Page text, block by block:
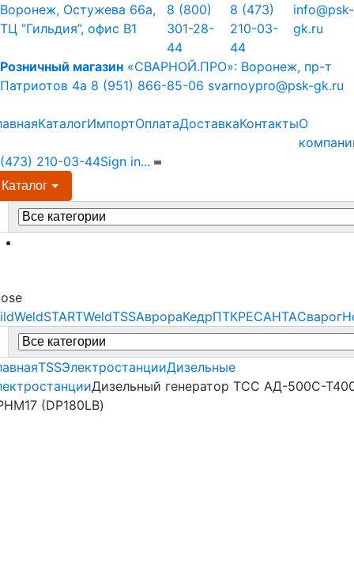
Skip
to
Skip
to
Воронеж, Остужева 66а,
ТЦ “Гильдия”, офис В1
8 (800)
301-28-
44
8 (473)
210-03-
44
info@psk-
gk.ru
Розничный магазин «СВАРНОЙ.ПРО»: Воронеж, пр-т
Патриотов 4а 8 (951) 866-85-06 svarnoypro@psk-gk.ru
КаталогИмпортОплатаДоставкаКонтактыО
210-03-44Sign in...
Каталог
STARTWeldTSSАврораКедрПТКРЕСАНТАСварог
TSSЭлектростанцииДизельные
Дизельный генератор ТСС АД-500С-
(DP180LB)